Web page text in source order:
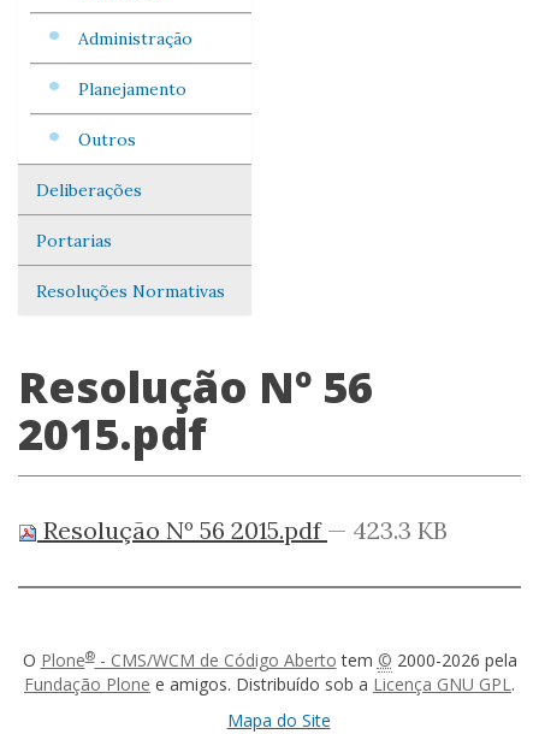
Administração
Planejamento
Outros
Deliberações
Portarias
Resoluções Normativas
Resolução Nº 56
2015.pdf
Resolução Nº 56 2015.pdf — 423.3 KB
O Plone®- CMS/WCM de Código Aberto tem © 2000-2026 pela
Fundação Plone e amigos. Distribuído sob a Licença GNU GPL.
Mapa do Site